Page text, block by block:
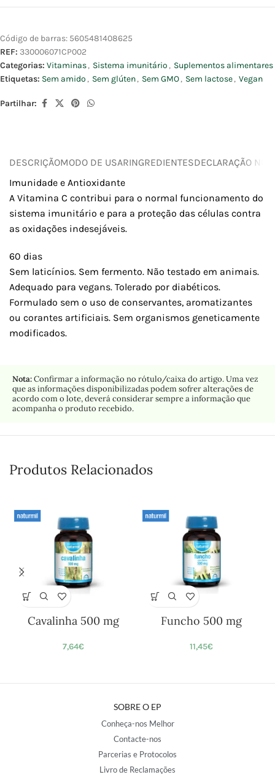
Código de barras: 5605481408625
REF: 330006071CP002
Categorias: Vitaminas, Sistema imunitário , Suplementos alimentares
Etiquetas: Sem amido , Sem glúten, Sem GMO, Sem lactose, Vegan
Partilhar:
DESCRIÇÃOMODO DE USARINGREDIENTESDECLARAÇÃO
Imunidade e Antioxidante
A Vitamina C contribui para o normal funcionamento do
sistema imunitário e para a proteção das células contra
as oxidações indesejáveis.
60 dias
Sem laticínios. Sem fermento. Não testado em animais.
Adequado para vegans. Tolerado por diabéticos.
Formulado sem o uso de conservantes, aromatizantes
ou corantes artificiais. Sem organismos geneticamente
modificados.
Nota:Confirmar a informação no rótulo/caixa do artigo. Uma vez
que as informações disponibilizadas podem sofrer alterações de
acordo com o lote, deverá considerar sempre a informação que
acompanha o produto recebido.
Produtos Relacionados
Cavalinha 500 mg
7,64€
Funcho 500 mg
11,45€
SOBRE O EP
Conheça-nos Melhor
Contacte-nos
Parcerias e Protocolos
Livro de Reclamações